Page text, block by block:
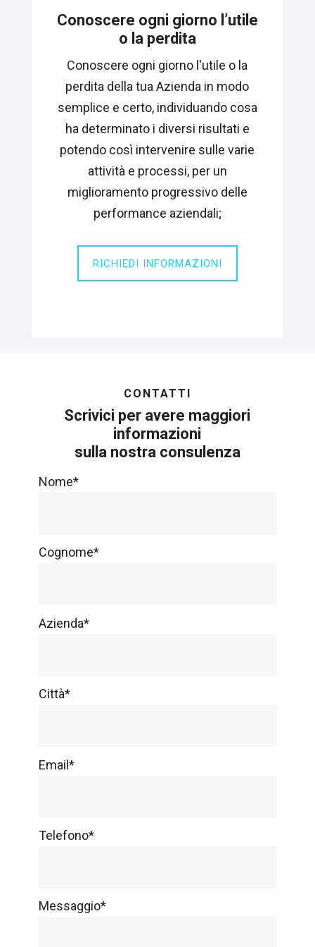
Conoscere ogni giorno l’utile
o la perdita
Conoscere ogni giorno l'utile o la
perdita della tua Azienda in modo
semplice e certo, individuando cosa
ha determinato i diversi risultati e
potendo così intervenire sulle varie
attività e processi, per un
miglioramento progressivo delle
performance aziendali;
RICHIEDI INFORMAZIONI
CONTATTI
Scrivici per avere maggiori
informazioni
sulla nostra consulenza
Nome*
Cognome*
Azienda*
Città*
Email*
Telefono*
Messaggio*